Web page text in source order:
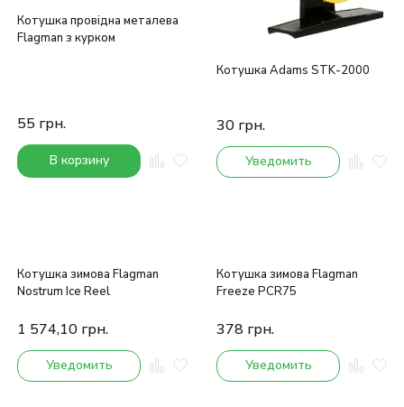
Котушка провідна металева
Flagman з курком
55 грн.
В корзину
Котушка Adams STK-2000
30 грн.
Уведомить
Котушка зимова Flagman
Nostrum Ice Reel
1 574,10 грн.
Уведомить
Котушка зимова Flagman
Freeze PCR75
378 грн.
Уведомить